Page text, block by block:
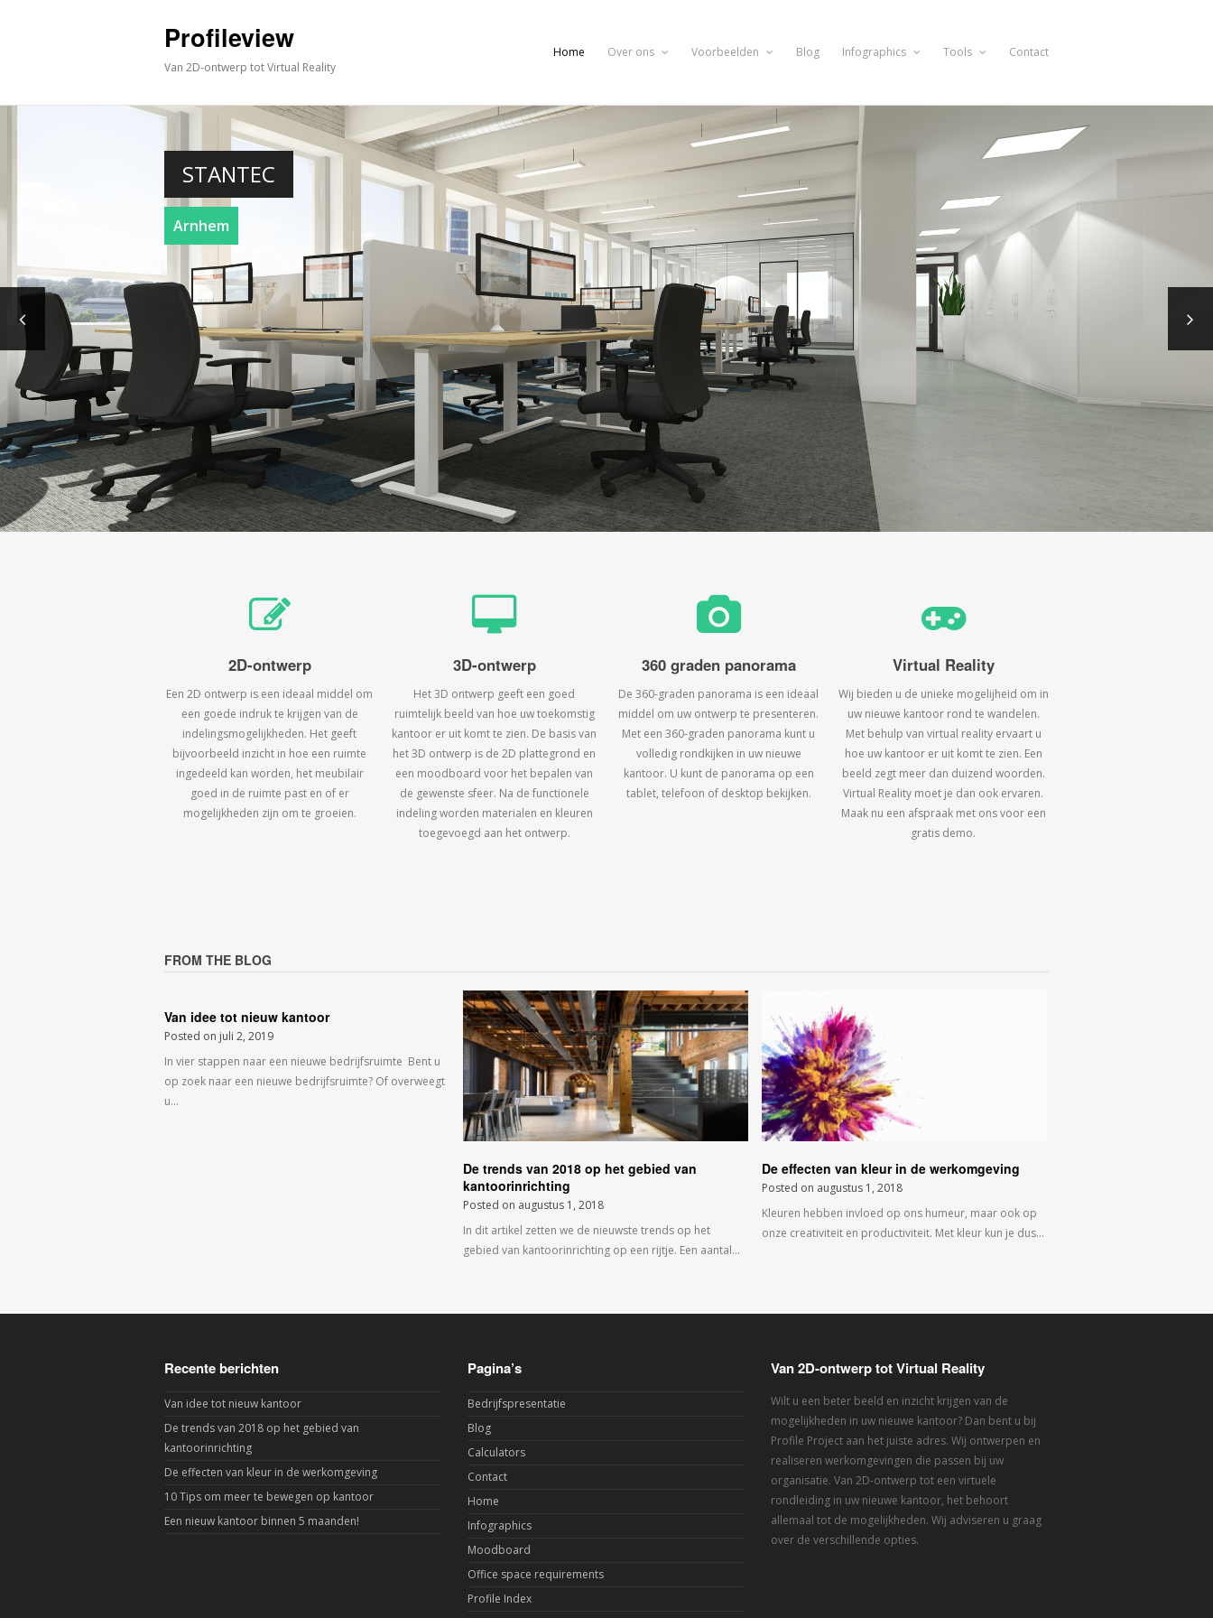
Profileview
Van 2D-ontwerp tot Virtual Reality
Home Over ons Voorbeelden Blog Infographics Tools Contact
STANTEC
Arnhem
2D-ontwerp
Een 2D ontwerp is een ideaal middel om
een goede indruk te krijgen van de
indelingsmogelijkheden. Het geeft
bijvoorbeeld inzicht in hoe een ruimte
ingedeeld kan worden, het meubilair
goed in de ruimte past en of er
mogelijkheden zijn om te groeien.
3D-ontwerp
Het 3D ontwerp geeft een goed
ruimtelijk beeld van hoe uw toekomstig
kantoor er uit komt te zien. De basis van
het 3D ontwerp is de 2D plattegrond en
een moodboard voor het bepalen van
de gewenste sfeer. Na de functionele
indeling worden materialen en kleuren
toegevoegd aan het ontwerp.
360 graden panorama
De 360-graden panorama is een ideaal
middel om uw ontwerp te presenteren.
Met een 360-graden panorama kunt u
volledig rondkijken in uw nieuwe
kantoor. U kunt de panorama op een
tablet, telefoon of desktop bekijken.
Virtual Reality
Wij bieden u de unieke mogelijheid om in
uw nieuwe kantoor rond te wandelen.
Met behulp van virtual reality ervaart u
hoe uw kantoor er uit komt te zien. Een
beeld zegt meer dan duizend woorden.
Virtual Reality moet je dan ook ervaren.
Maak nu een afspraak met ons voor een
gratis demo.
FROM THE BLOG
Van idee tot nieuw kantoor
Posted on juli 2, 2019
In vier stappen naar een nieuwe bedrijfsruimte Bent u
op zoek naar een nieuwe bedrijfsruimte? Of overweegt
u…
De trends van 2018 op het gebied van
kantoorinrichting
Posted on augustus 1, 2018
In dit artikel zetten we de nieuwste trends op het
gebied van kantoorinrichting op een rijtje. Een aantal…
De effecten van kleur in de werkomgeving
Posted on augustus 1, 2018
Kleuren hebben invloed op ons humeur, maar ook op
onze creativiteit en productiviteit. Met kleur kun je dus…
Recente berichten
Van idee tot nieuw kantoor
De trends van 2018 op het gebied van
kantoorinrichting
De effecten van kleur in de werkomgeving
10 Tips om meer te bewegen op kantoor
Een nieuw kantoor binnen 5 maanden!
Pagina’s
Bedrijfspresentatie
Blog
Calculators
Contact
Home
Infographics
Moodboard
Office space requirements
Profile Index
Van 2D-ontwerp tot Virtual Reality
Wilt u een beter beeld en inzicht krijgen van de
mogelijkheden in uw nieuwe kantoor? Dan bent u bij
Profile Project aan het juiste adres. Wij ontwerpen en
realiseren werkomgevingen die passen bij uw
organisatie. Van 2D-ontwerp tot een virtuele
rondleiding in uw nieuwe kantoor, het behoort
allemaal tot de mogelijkheden. Wij adviseren u graag
over de verschillende opties.